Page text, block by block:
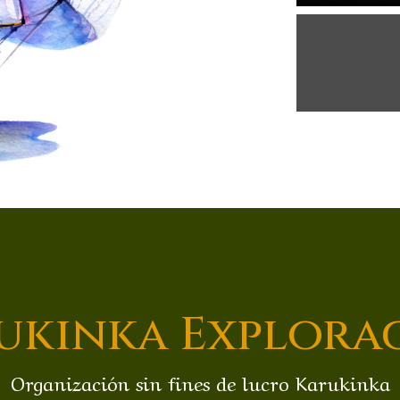
Organización sin fines de lucro Karukinka